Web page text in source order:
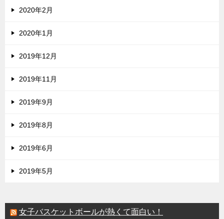
2020年2月
2020年1月
2019年12月
2019年11月
2019年9月
2019年8月
2019年6月
2019年5月
女子バスケットボールが熱くて面白い！